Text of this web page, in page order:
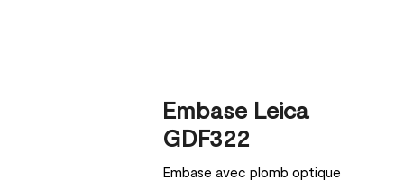
Embase Leica
GDF322
Embase avec plomb optique